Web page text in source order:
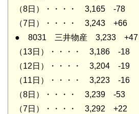
（8日）・・・・ 3,165 -78
（7日）・・・・ 3,243 +66
● 8031 三井物産 3,233 +47
（13日）・・・・ 3,186 -18
（12日）・・・・ 3,204 -19
（11日）・・・・ 3,223 -16
（8日）・・・・ 3,239 -53
（7日）・・・・ 3,292 +22